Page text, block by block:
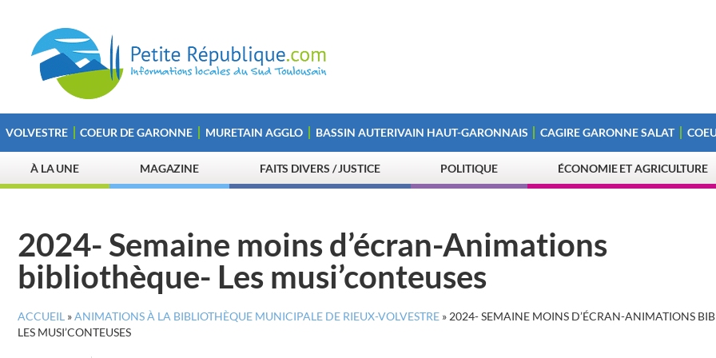
VOLVESTRE COEUR DE GARONNE MURETAIN AGGLO BASSIN AUTERIVAIN HAUT-GARONNAIS CAGIRE GARONNE SALAT
À LA UNE MAGAZINE FAITS DIVERS / JUSTICE POLITIQUE ÉCONOMIE ET AGRICULTURE
2024- Semaine moins d’écran-Animations
bibliothèque- Les musi’conteuses
ACCUEIL »ANIMATIONS À LA BIBLIOTHÈQUE MUNICIPALE DE RIEUX-VOLVESTRE » 2024- SEMAINE MOINS D’ÉCRAN-ANIMATIONS
LES MUSI’CONTEUSES